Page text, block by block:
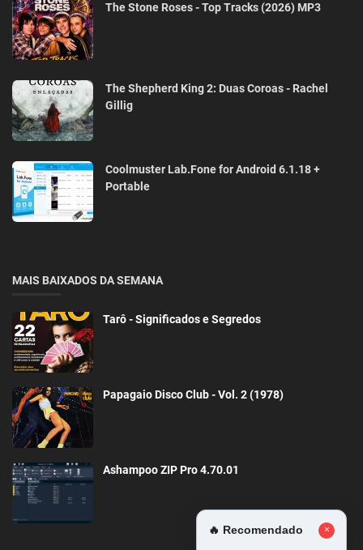
The Stone Roses - Top Tracks (2026) MP3
The Shepherd King 2: Duas Coroas - Rachel
Gillig
Coolmuster Lab.Fone for Android 6.1.18 +
Portable
MAIS BAIXADOS DA SEMANA
Tarô - Significados e Segredos
Papagaio Disco Club - Vol. 2 (1978)
Ashampoo ZIP Pro 4.70.01
🔥 Recomendado ×